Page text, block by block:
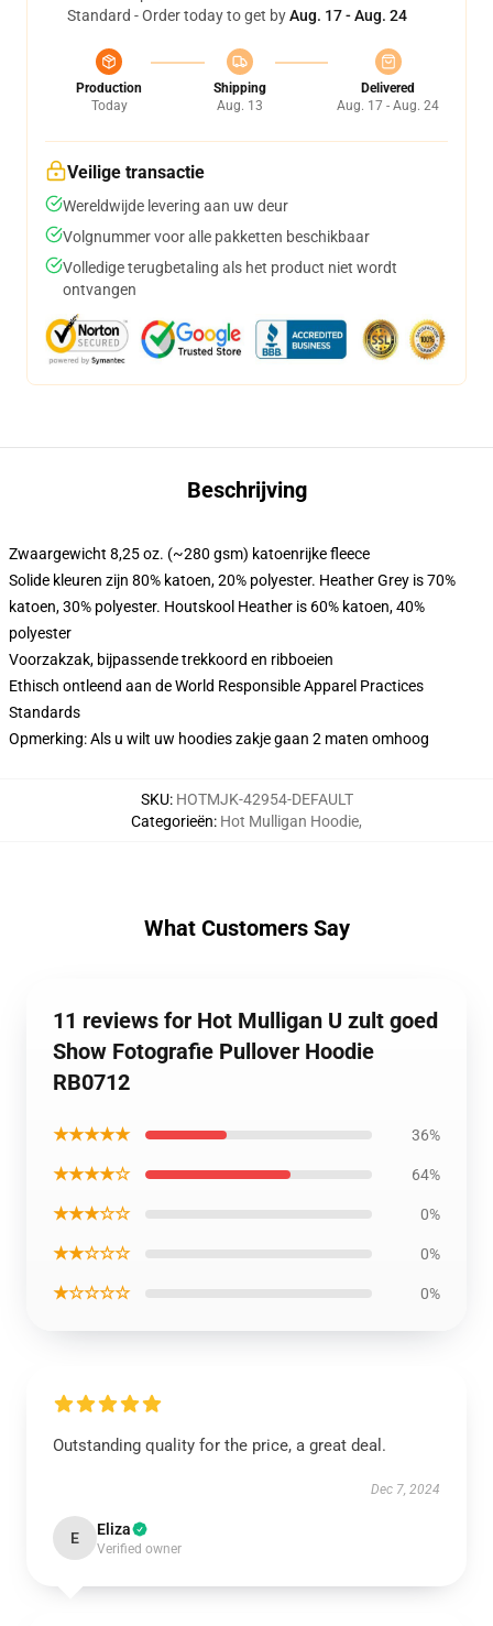
Standard - Order today to get byAug. 17 - Aug. 24
Production
Today
Shipping
Aug. 13
Delivered
Aug. 17 - Aug. 24
Veilige transactie
Wereldwijde levering aan uw deur
Volgnummer voor alle pakketten beschikbaar
Volledige terugbetaling als het product niet wordt
ontvangen
Beschrijving
Zwaargewicht 8,25 oz. (~280 gsm) katoenrijke fleece
Solide kleuren zijn 80% katoen, 20% polyester. Heather Grey is 70%
katoen, 30% polyester. Houtskool Heather is 60% katoen, 40%
polyester
Voorzakzak, bijpassende trekkoord en ribboeien
Ethisch ontleend aan de World Responsible Apparel Practices
Standards
Opmerking: Als u wilt uw hoodies zakje gaan 2 maten omhoog
SKU: HOTMJK-42954-DEFAULT
Categorieën: Hot Mulligan Hoodie,
What Customers Say
11 reviews for Hot Mulligan U zult goed
Show Fotografie Pullover Hoodie
RB0712
★★★★★ 36%
★★★★☆ 64%
★★★☆☆ 0%
★★☆☆☆ 0%
★☆☆☆☆ 0%
Outstanding quality for the price, a great deal.
Dec 7, 2024
E Eliza
Verified owner